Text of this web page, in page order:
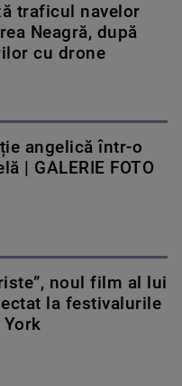
traficul navelor
Neagră, după
cu drone
angelică într-o
| GALERIE FOTO
noul film al lui
la festivalurile